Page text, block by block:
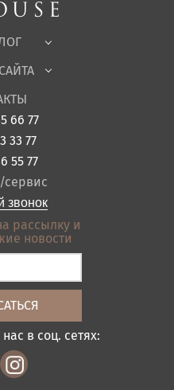
66 77
33 77
55 77
сервис
звонок
рассылку и
новости
в соц. сетях: